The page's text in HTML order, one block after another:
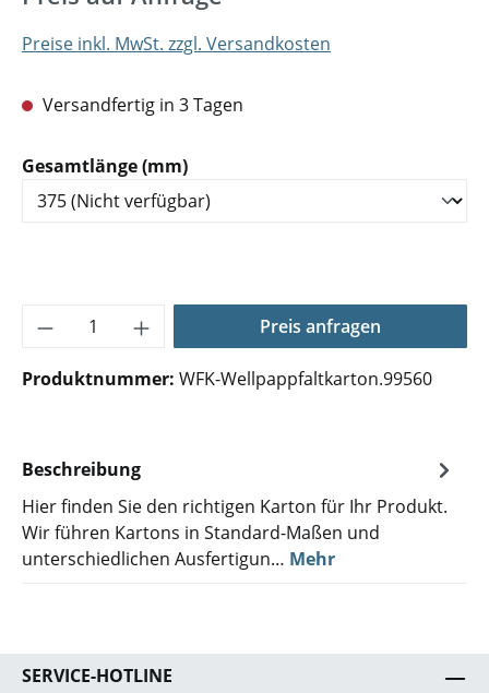
Preise inkl. MwSt. zzgl. Versandkosten
Versandfertig in 3 Tagen
Gesamtlänge (mm)auswählen
Produkt Anzahl: Gib den gewünschten
Preis anfragen
Produktnummer: WFK-Wellpappfaltkarton.99560
Beschreibung
Hier finden Sie den richtigen Karton für Ihr Produkt.
Wir führen Kartons in Standard-Maßen und
unterschiedlichen Ausfertigun… Mehr
SERVICE-HOTLINE